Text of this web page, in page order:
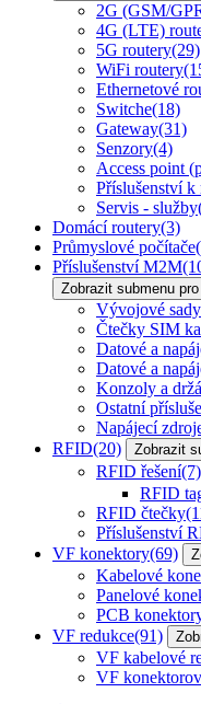
2G (GSM/
4G (LTE)
5G routery(29)
WiFi routery
Ethernetové
Switche(18)
Gateway(31)
Senzory(4)
Access point
Příslušenství k
Servis - služby
Domácí routery(3)
Průmyslové počítače
Příslušenství M2M
Zobrazit submenu
Vývojové sady
Čtečky SIM
Datové a
Datové a
Konzoly a
Ostatní
Napájecí
RFID(20) Zobrazit
RFID řešení(7)
RFID
RFID čtečky
Příslušenství
VF konektory(69)
Kabelové
Panelové
PCB
VF redukce(91)
VF kabelové
VF